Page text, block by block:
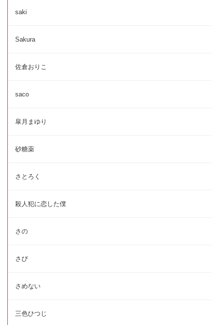
saki
Sakura
佐倉おりこ
saco
皐月まゆり
砂糖薬
さとろく
殺人犯に恋した僕
さの
さび
さめない
三色ひつじ